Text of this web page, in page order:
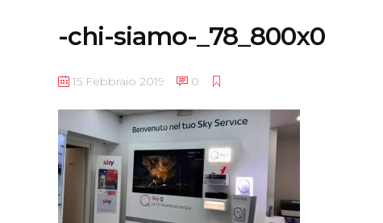
-chi-siamo-_78_800x0
15 Febbraio 2019 0